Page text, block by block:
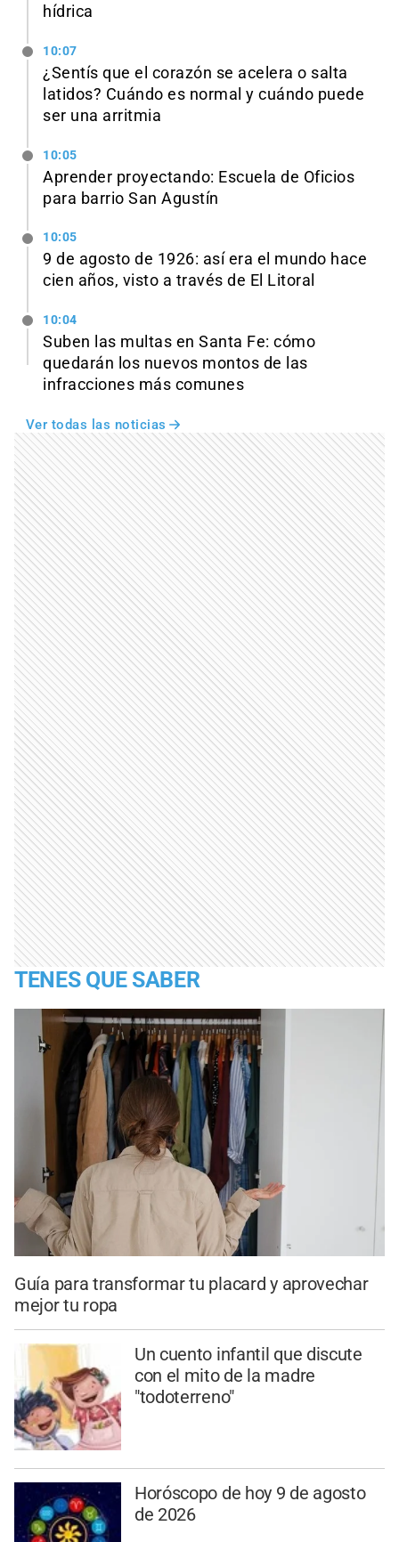
hídrica
10:07
¿Sentís que el corazón se acelera o salta
latidos? Cuándo es normal y cuándo puede
ser una arritmia
10:05
Aprender proyectando: Escuela de Oficios
para barrio San Agustín
10:05
9 de agosto de 1926: así era el mundo hace
cien años, visto a través de El Litoral
10:04
Suben las multas en Santa Fe: cómo
quedarán los nuevos montos de las
infracciones más comunes
Ver todas las noticias
TENES QUE SABER
Guía para transformar tu placard y aprovechar
mejor tu ropa
Un cuento infantil que discute
con el mito de la madre
"todoterreno"
Horóscopo de hoy 9 de agosto
de 2026